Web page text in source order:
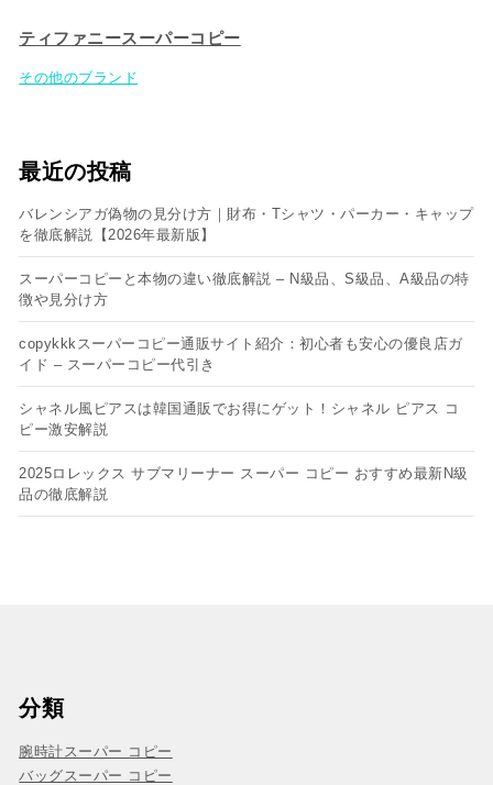
ティファニースーパーコピー
その他のブランド
最近の投稿
バレンシアガ偽物の見分け方｜財布・Tシャツ・パーカー・キャップ
を徹底解説【2026年最新版】
スーパーコピーと本物の違い徹底解説 – N級品、S級品、A級品の特
徴や見分け方
copykkkスーパーコピー通販サイト紹介：初心者も安心の優良店ガ
イド – スーパーコピー代引き
シャネル風ピアスは韓国通販でお得にゲット！シャネル ピアス コ
ピー​激安解説
2025ロレックス サブマリーナー スーパー コピー おすすめ最新N級
品の徹底解説
分類
腕時計スーパー コピー
バッグスーパー コピー